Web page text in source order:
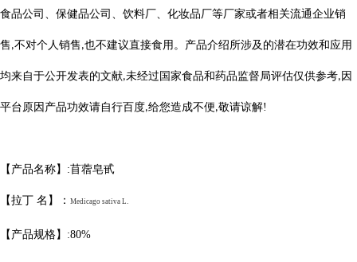
食品公司、保健品公司、饮料厂、化妆品厂等厂家或者相关流通企业销
售,不对个人销售,也不建议直接食用。产品介绍所涉及的潜在功效和应用
均来自于公开发表的文献,未经过国家食品和药品监督局评估仅供参考, 因
平台原因产品功效请自行百度,给您造成不便,敬请谅解!
【产品名称】 :苜蓿皂甙
【拉丁 名】： Medicago sativa L.
【产品规格】 :80%